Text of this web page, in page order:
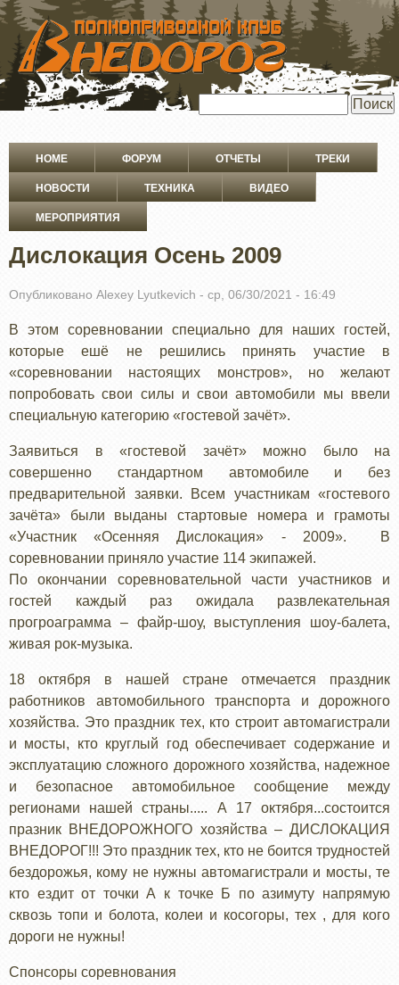
ПЕРЕЙТИ
ОСНОВНОМУ
СОДЕРЖАНИЮ
Основная
навигация
HOME ФОРУМ ОТЧЕТЫ ТРЕКИ
НОВОСТИ ТЕХНИКА ВИДЕО
МЕРОПРИЯТИЯ
Дислокация Осень 2009
Опубликовано Alexey Lyutkevich - ср, 06/30/2021 - 16:49
В этом соревновании специально для наших гостей,
которые ешё не решились принять участие в
«соревновании настоящих монстров», но желают
попробовать свои силы и свои автомобили мы ввели
специальную категорию «гостевой зачёт».
Заявиться в «гостевой зачёт» можно было на
совершенно стандартном автомобиле и без
предварительной заявки. Всем участникам «гостевого
зачёта» были выданы стартовые номера и грамоты
«Участник «Осенняя Дислокация» - 2009». В
соревновании приняло участие 114 экипажей.
По окончании соревновательной части участников и
гостей каждый раз ожидала развлекательная
прогроаграмма – файр-шоу, выступления шоу-балета,
живая рок-музыка.
18 октября в нашей стране отмечается праздник
работников автомобильного транспорта и дорожного
хозяйства. Это праздник тех, кто строит автомагистрали
и мосты, кто круглый год обеспечивает содержание и
эксплуатацию сложного дорожного хозяйства, надежное
и безопасное автомобильное сообщение между
регионами нашей страны..... А 17 октября...состоится
празник ВНЕДОРОЖНОГО хозяйства – ДИСЛОКАЦИЯ
ВНЕДОРОГ!!! Это праздник тех, кто не боится трудностей
бездорожья, кому не нужны автомагистрали и мосты, те
кто ездит от точки А к точке Б по азимуту напрямую
сквозь топи и болота, колеи и косогоры, тех , для кого
дороги не нужны!
Спонсоры соревнования